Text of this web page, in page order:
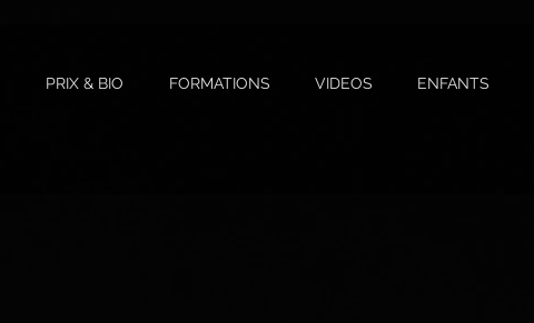
PRIX & BIO FORMATIONS VIDEOS ENFANTS